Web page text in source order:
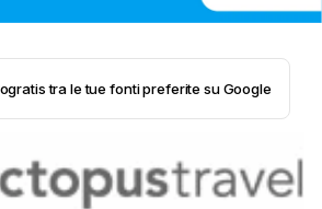
tra le tue fonti preferite su Google